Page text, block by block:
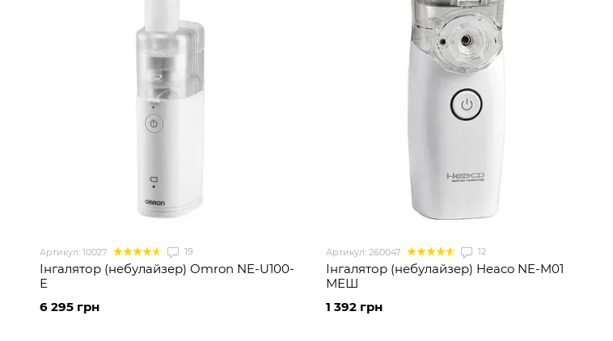
Артикул: 10027 19
Інгалятор (небулайзер) Omron NE-U100-
Е
6 295 грн
Артикул: 260047 12
Інгалятор (небулайзер) Heaco NE-M01
МЕШ
1 392 грн